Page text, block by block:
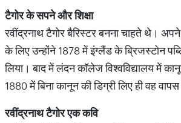
टैगोर के सपने और शिक्षा
रवींद्रनाथ टैगोर बैरिस्टर बनना चाहते थे।
के लिए उन्होंने 1878 में इंग्लैंड के ब्रिजस्टोन
लिया। बाद में लंदन कॉलेज विश्वविद्यालय में
1880 में बिना कानून की डिग्री लिए ही वह
रवींद्रनाथ टैगोर एक कवि